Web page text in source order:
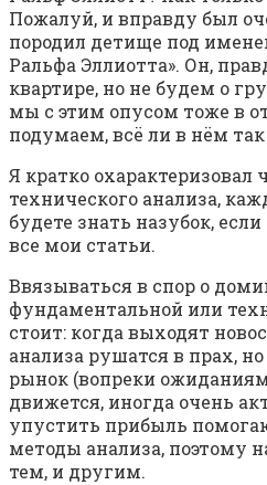
Пожалуй, и вправду был
породил детище под
Ральфа Эллиотта». Он,
квартире, но не будем о
мы с этим опусом тоже в
подумаем, всё ли в нём
Я кратко охарактеризовал
технического анализа,
будете знать назубок,
все мои статьи.
Ввязываться в спор о
фундаментальной или
стоит: когда выходят
анализа рушатся в прах,
рынок (вопреки
движется, иногда очень
упустить прибыль
методы анализа, поэтому
тем, и другим.